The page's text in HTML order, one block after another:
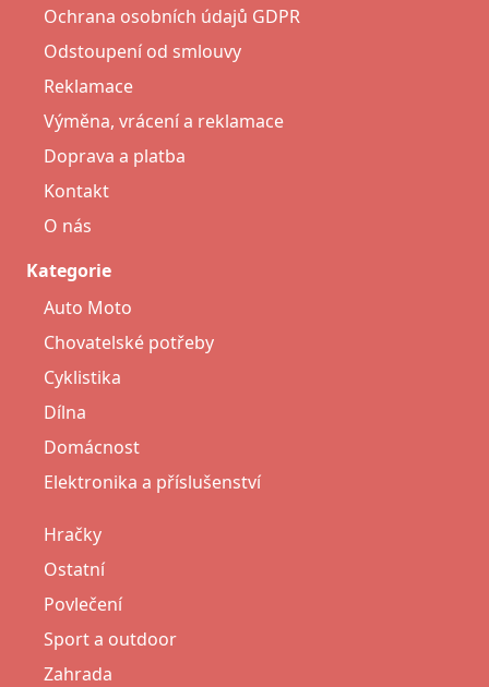
Ochrana osobních údajů GDPR
Odstoupení od smlouvy
Reklamace
Výměna, vrácení a reklamace
Doprava a platba
Kontakt
O nás
Kategorie
Auto Moto
Chovatelské potřeby
Cyklistika
Dílna
Domácnost
Elektronika a příslušenství
Hračky
Ostatní
Povlečení
Sport a outdoor
Zahrada